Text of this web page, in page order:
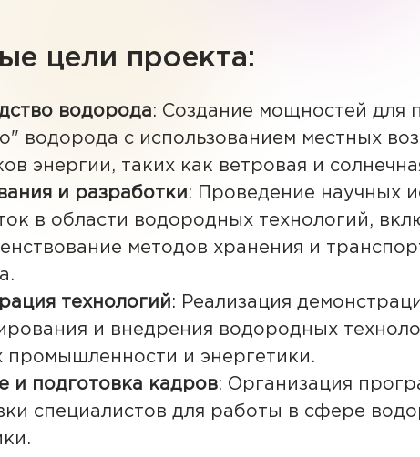
цели проекта:
водорода: Создание мощностей для
водорода с использованием местных
энергии, таких как ветровая и
и разработки: Проведение научных
в области водородных технологий,
методов хранения и
технологий: Реализация
и внедрения водородных
промышленности и энергетики.
и подготовка кадров: Организация
специалистов для работы в сфере